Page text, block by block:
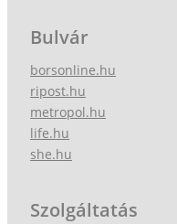
Bulvár
borsonline.hu
ripost.hu
metropol.hu
life.hu
she.hu
Szolgáltatás